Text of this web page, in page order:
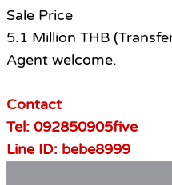
Sale Price
5.1 Million THB
Agent welcome.
Contact
Tel: 092850905five
Line ID: bebe8999